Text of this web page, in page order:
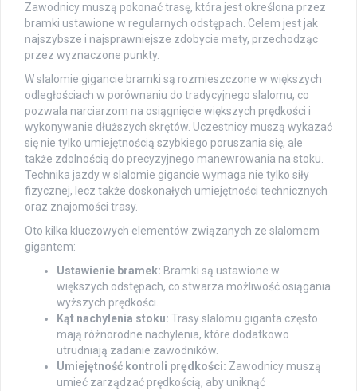
Zawodnicy muszą pokonać trasę, która jest określona przez
bramki ustawione w regularnych odstępach. Celem jest jak
najszybsze i najsprawniejsze zdobycie mety, przechodząc
przez wyznaczone punkty.
W slalomie gigancie bramki są rozmieszczone w większych
odległościach w porównaniu do tradycyjnego slalomu, co
pozwala narciarzom na osiągnięcie większych prędkości i
wykonywanie dłuższych skrętów. Uczestnicy muszą wykazać
się nie tylko umiejętnością szybkiego poruszania się, ale
także zdolnością do precyzyjnego manewrowania na stoku.
Technika jazdy w slalomie gigancie wymaga nie tylko siły
fizycznej, lecz także doskonałych umiejętności technicznych
oraz znajomości trasy.
Oto kilka kluczowych elementów związanych ze slalomem
gigantem:
Ustawienie bramek: Bramki są ustawione w
większych odstępach, co stwarza możliwość osiągania
wyższych prędkości.
Kąt nachylenia stoku: Trasy slalomu giganta często
mają różnorodne nachylenia, które dodatkowo
utrudniają zadanie zawodników.
Umiejętność kontroli prędkości: Zawodnicy muszą
umieć zarządzać prędkością, aby uniknąć